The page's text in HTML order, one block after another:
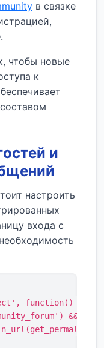
в связке
.
чтобы новые
к
и
настроить
входа с
function() {
&&